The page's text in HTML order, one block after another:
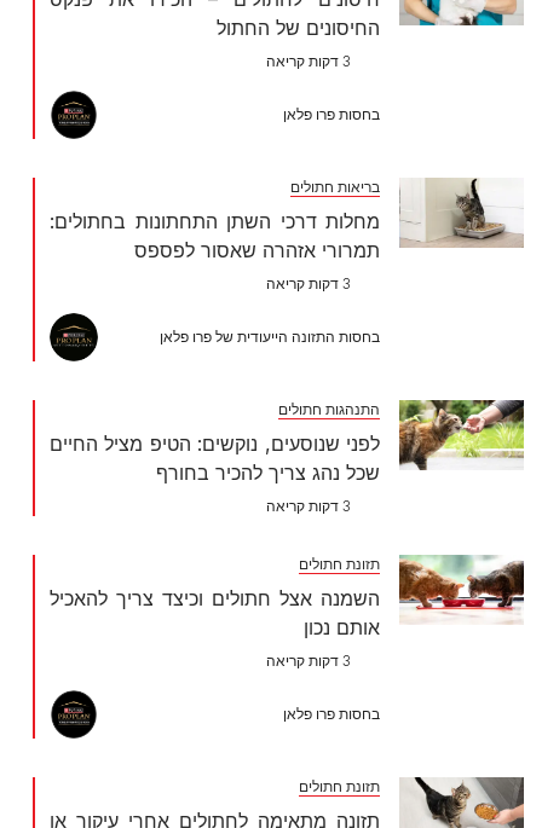
החיסונים של החתול
3 דקות קריאה
בחסות פרו פלאן
בריאות חתולים
מחלות דרכי השתן התחתונות בחתולים:
תמרורי אזהרה שאסור לפספס
3 דקות קריאה
בחסות התזונה הייעודית של פרו פלאן
התנהגות חתולים
לפני שנוסעים, נוקשים: הטיפ מציל החיים
שכל נהג צריך להכיר בחורף
3 דקות קריאה
תזונת חתולים
השמנה אצל חתולים וכיצד צריך להאכיל
אותם נכון
3 דקות קריאה
בחסות פרו פלאן
תזונת חתולים
תזונה מתאימה לחתולים אחרי עיקור או